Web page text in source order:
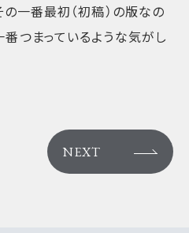
の一番最初（初稿）の版なの
つまっているような気がし
NEXT